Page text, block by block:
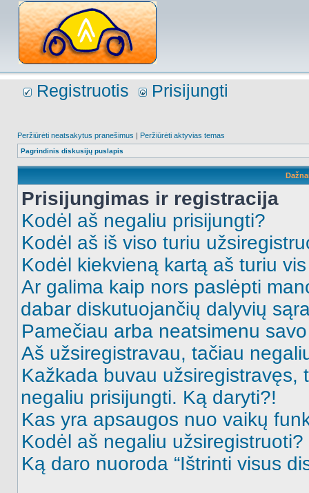
Registruotis Prisijungti
Peržiūrėti neatsakytus pranešimus | Peržiūrėti aktyvias temas
Pagrindinis diskusijų puslapis
Prisijungimas ir registracija
Kodėl aš negaliu prisijungti?
Kodėl aš iš viso turiu
Kodėl kiekvieną kartą aš turiu
Ar galima kaip nors paslėpti
dabar diskutuojančių dalyvių
Pamečiau arba neatsimenu
Aš užsiregistravau, tačiau
Kažkada buvau užsiregistravęs,
negaliu prisijungti. Ką daryti?!
Kas yra apsaugos nuo vaikų
Kodėl aš negaliu užsiregistruoti?
Ką daro nuoroda “Ištrinti visus